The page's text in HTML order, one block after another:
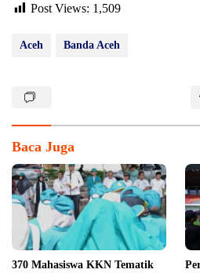
Post Views: 1,509
Aceh Banda Aceh
Baca Juga
370 Mahasiswa KKN Tematik